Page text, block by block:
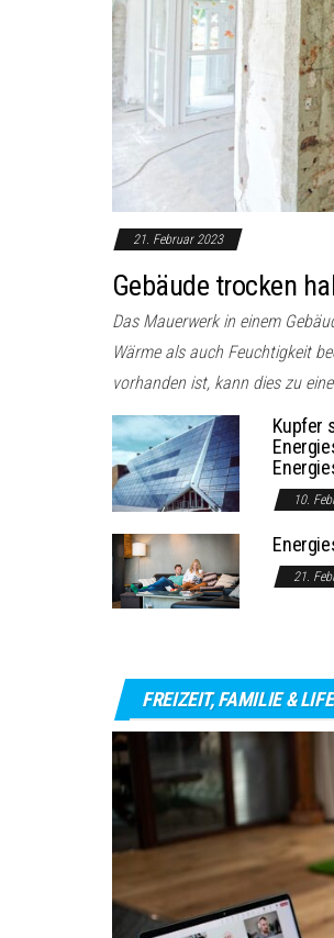
21. Februar 2023
Gebäude trocken
Das Mauerwerk in einem
Wärme als auch Feuchtigkeit
vorhanden ist, kann dies zu
Kupfer
10.
21.
FREIZEIT, FAMILIE &